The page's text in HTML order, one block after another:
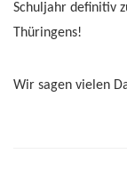
Schuljahr definitiv
Thüringens!
Wir sagen vielen